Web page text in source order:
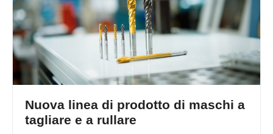
Nuova linea di prodotto di maschi a
tagliare e a rullare